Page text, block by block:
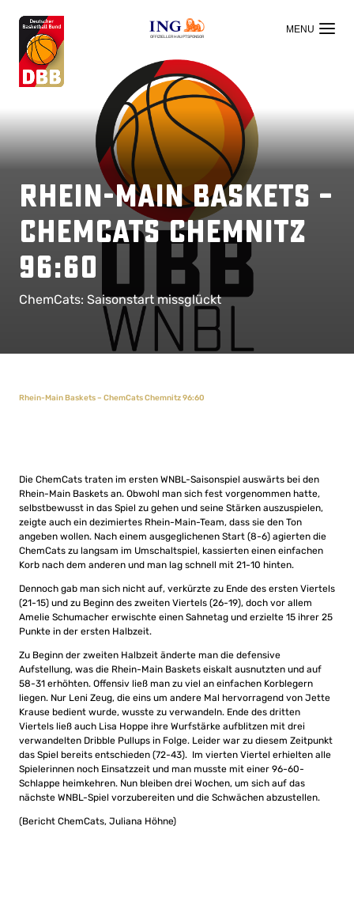
OFFIZIELLER HAUPTSPONSOR
Rhein-Main Baskets –
ChemCats Chemnitz
96:60
ChemCats: Saisonstart missglückt
Rhein-Main Baskets – ChemCats Chemnitz 96:60
Die ChemCats traten im ersten WNBL-Saisonspiel auswärts bei den
Rhein-Main Baskets an. Obwohl man sich fest vorgenommen hatte,
selbstbewusst in das Spiel zu gehen und seine Stärken auszuspielen,
zeigte auch ein dezimiertes Rhein-Main-Team, dass sie den Ton
angeben wollen. Nach einem ausgeglichenen Start (8-6) agierten die
ChemCats zu langsam im Umschaltspiel, kassierten einen einfachen
Korb nach dem anderen und man lag schnell mit 21-10 hinten.
Dennoch gab man sich nicht auf, verkürzte zu Ende des ersten Viertels
(21-15) und zu Beginn des zweiten Viertels (26-19), doch vor allem
Amelie Schumacher erwischte einen Sahnetag und erzielte 15 ihrer 25
Punkte in der ersten Halbzeit.
Zu Beginn der zweiten Halbzeit änderte man die defensive
Aufstellung, was die Rhein-Main Baskets eiskalt ausnutzten und auf
58-31 erhöhten. Offensiv ließ man zu viel an einfachen Korblegern
liegen. Nur Leni Zeug, die eins um andere Mal hervorragend von Jette
Krause bedient wurde, wusste zu verwandeln. Ende des dritten
Viertels ließ auch Lisa Hoppe ihre Wurfstärke aufblitzen mit drei
verwandelten Dribble Pullups in Folge. Leider war zu diesem Zeitpunkt
das Spiel bereits entschieden (72-43). Im vierten Viertel erhielten alle
Spielerinnen noch Einsatzzeit und man musste mit einer 96-60-
Schlappe heimkehren. Nun bleiben drei Wochen, um sich auf das
nächste WNBL-Spiel vorzubereiten und die Schwächen abzustellen.
(Bericht ChemCats, Juliana Höhne)